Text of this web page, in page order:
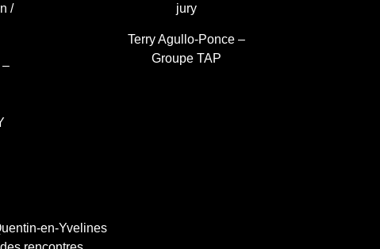
/
–
jury
Terry Agullo-Ponce –
Groupe TAP
en-Yvelines